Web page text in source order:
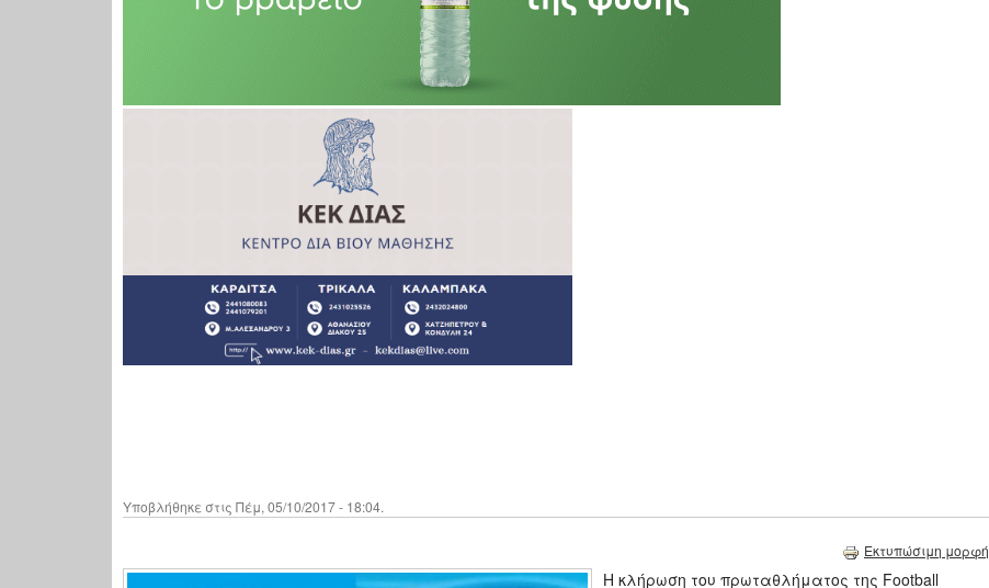
Υποβλήθηκε στις Πέμ, 05/10/2017 - 18:04.
Εκτυπώσιμη μορφή
Η κλήρωση του πρωταθλήματος της Football